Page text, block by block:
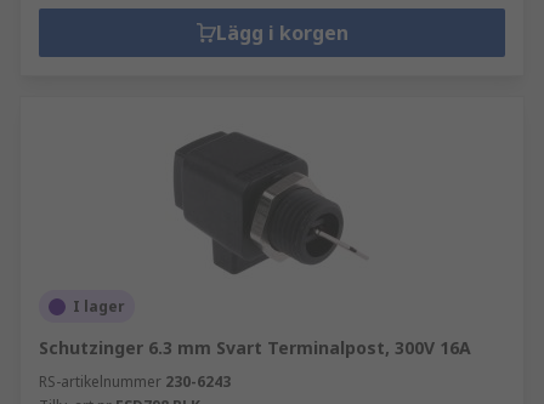
Lägg i korgen
I lager
Schutzinger 6.3 mm Svart Terminalpost, 300V 16A
RS-artikelnummer 230-6243